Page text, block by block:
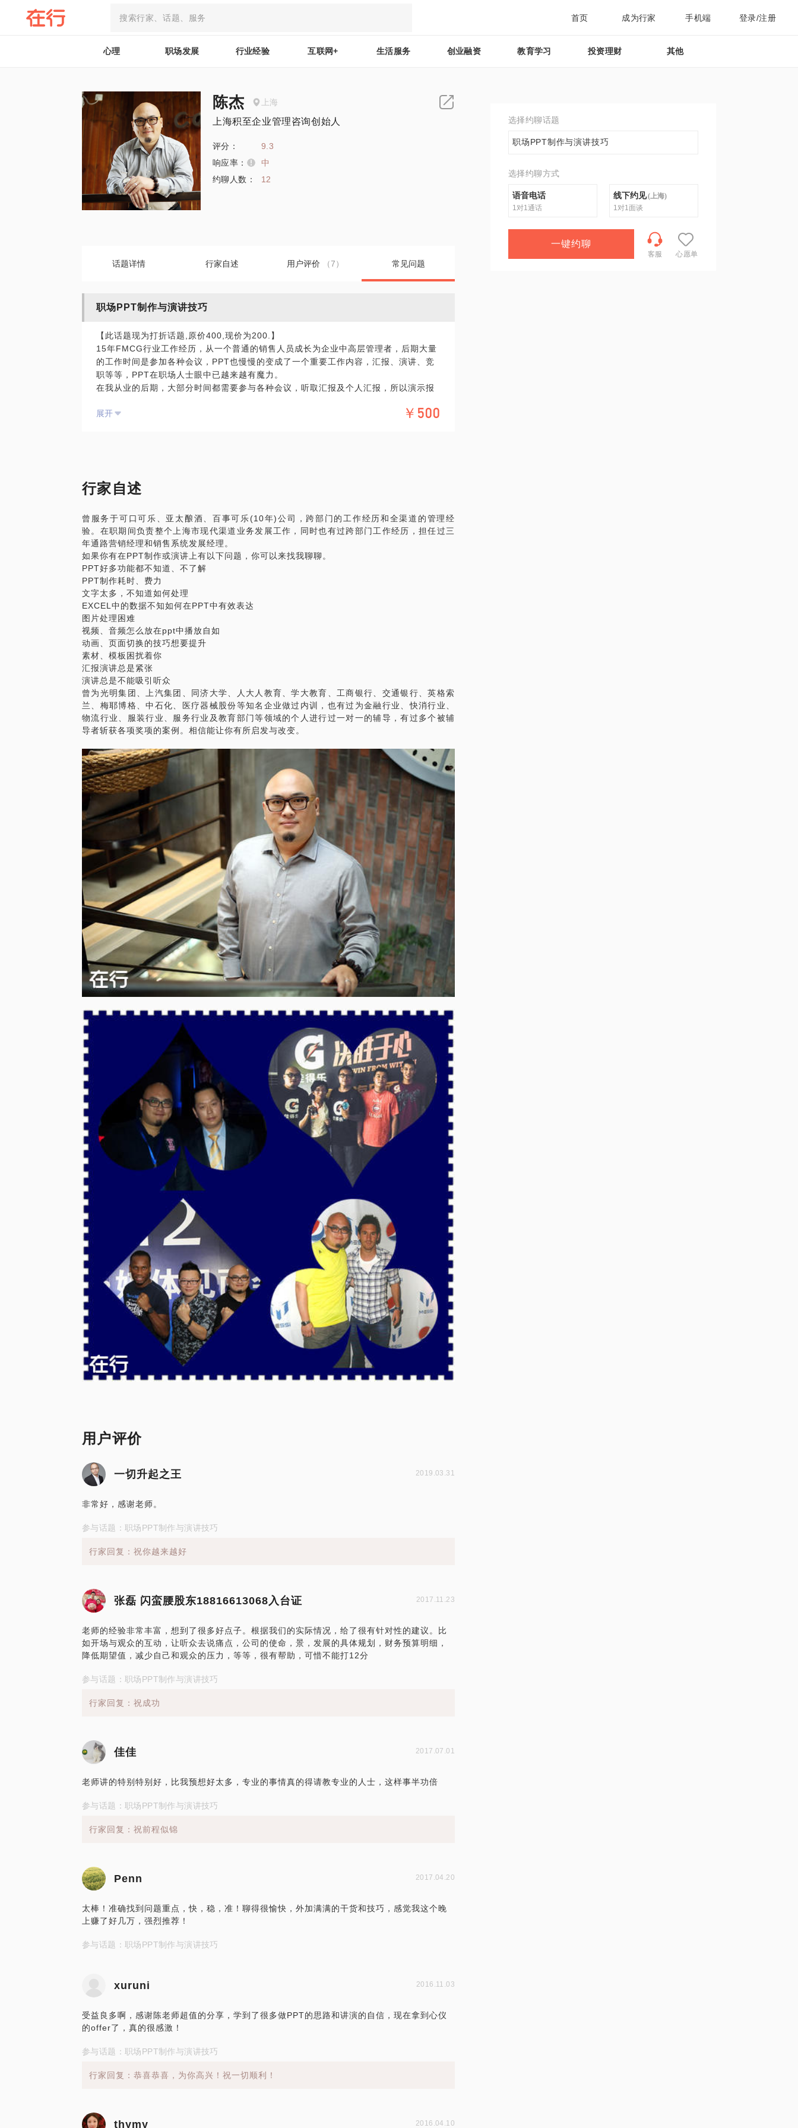
首页 成为行家 手机端 登录/注册
心理 职场发展 行业经验 互联网+ 生活服务 创业融资 教育学习 投资理财 其他
陈杰 上海
上海积至企业管理咨询创始人
评分：
9.3
响应率：
中
约聊人数：
12
话题详情 行家自述 用户评价 （7） 常见问题
职场PPT制作与演讲技巧
【此话题现为打折话题,原价400,现价为200.】
15年FMCG行业工作经历，从一个普通的销售人员成长为企业中高层管理者，后期大量
的工作时间是参加各种会议，PPT也慢慢的变成了一个重要工作内容，汇报、演讲、竞
职等等，PPT在职场人士眼中已越来越有魔力。
在我从业的后期，大部分时间都需要参与各种会议，听取汇报及个人汇报，所以演示报
T)汇报与演讲斩获不少殊荣(最佳案例、年度优秀、总经理大奖等)。在个人过往的职业
一看到演示汇报就有抵触情绪，自己做效率低下，请别人做，别人往往又不理解你的思
路。
展开 ￥500
行家自述
曾服务于可口可乐、亚太酿酒、百事可乐(10年)公司，跨部门的工作经历和全渠道的管理经
验。在职期间负责整个上海市现代渠道业务发展工作，同时也有过跨部门工作经历，担任过三
年通路营销经理和销售系统发展经理。
如果你有在PPT制作或演讲上有以下问题，你可以来找我聊聊。
PPT好多功能都不知道、不了解
PPT制作耗时、费力
文字太多，不知道如何处理
EXCEL中的数据不知如何在PPT中有效表达
图片处理困难
视频、音频怎么放在ppt中播放自如
动画、页面切换的技巧想要提升
素材、模板困扰着你
汇报演讲总是紧张
演讲总是不能吸引听众
曾为光明集团、上汽集团、同济大学、人大人教育、学大教育、工商银行、交通银行、英格索
兰、梅耶博格、中石化、医疗器械股份等知名企业做过内训，也有过为金融行业、快消行业、
物流行业、服装行业、服务行业及教育部门等领域的个人进行过一对一的辅导，有过多个被辅
导者斩获各项奖项的案例。相信能让你有所启发与改变。
用户评价
一切升起之王 2019.03.31
非常好，感谢老师。
参与话题：职场PPT制作与演讲技巧
行家回复：祝你越来越好
张磊 闪蛮腰股东18816613068入台证 2017.11.23
老师的经验非常丰富，想到了很多好点子。根据我们的实际情况，给了很有针对性的建议。比
如开场与观众的互动，让听众去说痛点，公司的使命，景，发展的具体规划，财务预算明细，
降低期望值，减少自己和观众的压力，等等，很有帮助，可惜不能打12分
参与话题：职场PPT制作与演讲技巧
行家回复：祝成功
佳佳 2017.07.01
老师讲的特别特别好，比我预想好太多，专业的事情真的得请教专业的人士，这样事半功倍
参与话题：职场PPT制作与演讲技巧
行家回复：祝前程似锦
Penn 2017.04.20
太棒！准确找到问题重点，快，稳，准！聊得很愉快，外加满满的干货和技巧，感觉我这个晚
上赚了好几万，强烈推荐！
参与话题：职场PPT制作与演讲技巧
xuruni 2016.11.03
受益良多啊，感谢陈老师超值的分享，学到了很多做PPT的思路和讲演的自信，现在拿到心仪
的offer了，真的很感激！
参与话题：职场PPT制作与演讲技巧
行家回复：恭喜恭喜，为你高兴！祝一切顺利！
thymy 2016.04.10
选择约聊话题
职场PPT制作与演讲技巧
选择约聊方式
语音电话
1对1通话
线下约见(上海)
1对1面谈
一键约聊
客服 心愿单